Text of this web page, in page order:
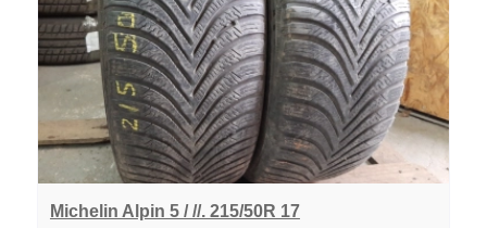
Michelin Alpin 5 / //. 215/50R 17